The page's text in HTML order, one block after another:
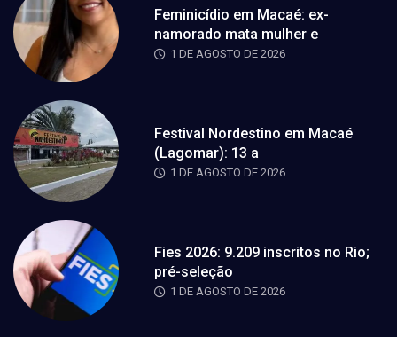
Feminicídio em Macaé: ex-
namorado mata mulher e
1 DE AGOSTO DE 2026
Festival Nordestino em Macaé
(Lagomar): 13 a
1 DE AGOSTO DE 2026
Fies 2026: 9.209 inscritos no Rio;
pré-seleção
1 DE AGOSTO DE 2026